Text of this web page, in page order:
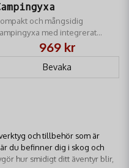
och mångsidig
med integrerat
verktyg, perfekt för
969 kr
Bevaka
och tillbehör som är
du befinner dig i skog och
hur smidigt ditt äventyr blir,